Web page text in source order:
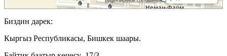
Биздин дарек:
Кыргыз Республикасы, Бишкек шаары.